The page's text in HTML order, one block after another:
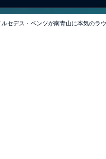
ルセデス・ベンツが南青山に本気のラ